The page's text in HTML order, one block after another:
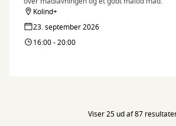
Kolind+
23. september 2026
16:00 - 20:00
Viser 25 ud af 87